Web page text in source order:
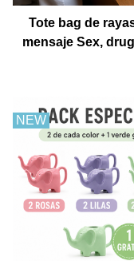
Tote bag de
mensaje Sex,
NEW